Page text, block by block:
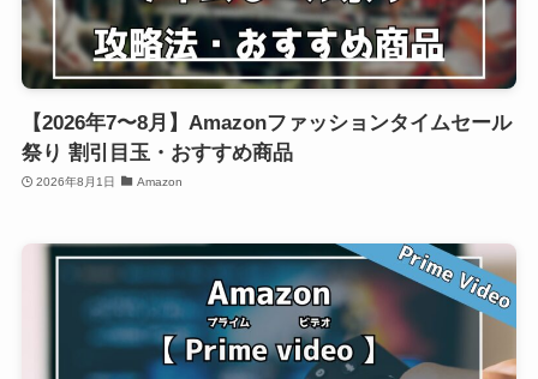
【2026年7〜8月】Amazonファッションタイムセール
祭り 割引目玉・おすすめ商品
2026年8月1日 Amazon